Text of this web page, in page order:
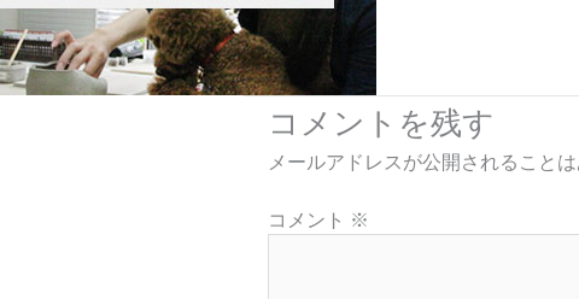
コメントを残す
メールアドレスが公開されることは
コメント ※